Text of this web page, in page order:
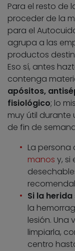
Para el resto de
proceder de la
para el
agrupa a las
productos
Eso sí, antes
contenga
apósitos,
fisiológico; lo
muy útil durante
de fin de
La
manos y, si
Si la
la
lesión. Una
limpiarla,
centro